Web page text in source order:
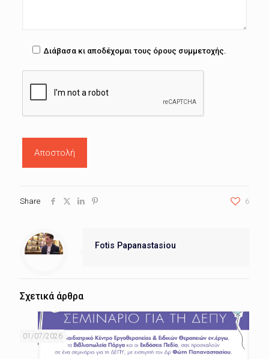
Διάβασα κι αποδέχομαι τους όρους συμμετοχής.
Share 6
Fotis Papanastasiou
Σχετικά άρθρα
01/07/2026